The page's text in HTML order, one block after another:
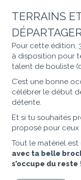
TERRAINS
Pour cette édition,
à disposition pour
talent de bouliste
C’est une bonne
célébrer le début
détente.
Et si tu souhaites
proposé pour ceux
Tout le matériel est
avec ta belle
s’occupe du reste !